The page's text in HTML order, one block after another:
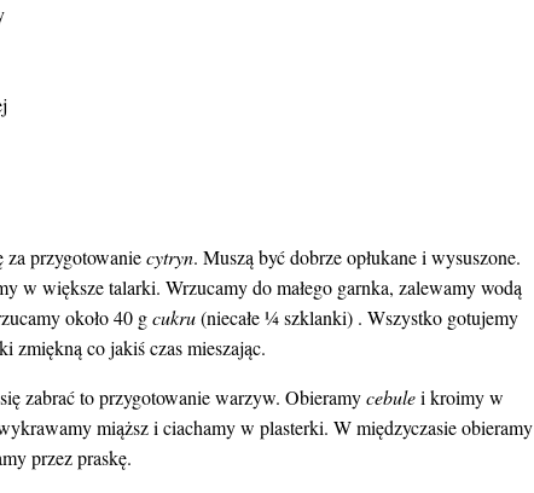
przygotowaniecytryn. Muszą być dobrze opłukane i wysuszone.
w większe talarki. Wrzucamy do małego garnka, zalewamy wodą
około 40 gcukru(niecałe ¼ szklanki) . Wszystko gotujemy
zmiękną co jakiś czas mieszając.
zabrać to przygotowanie warzyw. Obieramycebulei kroimy w
miąższ i ciachamy w plasterki. W międzyczasie obieramy
przez praskę.